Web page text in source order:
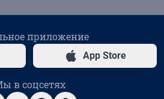
приложение
App Store
в соцсетях